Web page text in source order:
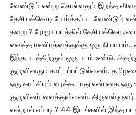
வேண்டும் என்று சொல்வதும் இறந்த
தேசியக்கொடி போர்த்தப்பட வேண்டும்
தவறு ? ரோஜா படத்தில்
வைத்த மணிரத்னத்துக்கு ஒரு நியாயம்..
இந்த படத்திற்குள் ஒரு படம் உண்டு.
குழுவினரும் காட்டப்பட்டுள்ளனர்.
ஒரு காட்சியும் வரக்கூடாது என்பதை
குழுவினர் வைத்துள்ளனர். திருவள்ளுவர்
என்றால் எப்படி ? 44 இடங்களில் இந்த